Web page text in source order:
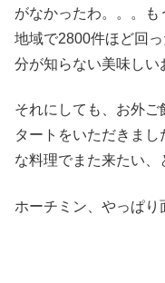
がなかったわ。。。
地域で2800件ほど回
分が知らない美味しい
それにしても、お外
タートをいただきま
な料理でまた来たい、
ホーチミン、やっぱり